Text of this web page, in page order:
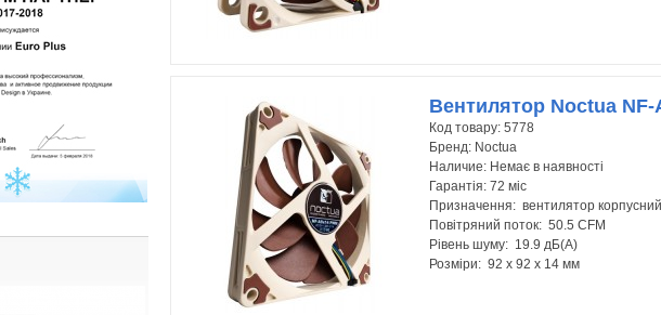
Вентилятор Noctua NF-
Код товару: 5778
Бренд: Noctua
Наличие: Немає в наявності
Гарантія: 72 міс
Призначення: вентилятор корпусний
Повітряний поток: 50.5 CFM
Рівень шуму: 19.9 дБ(А)
Розміри: 92 x 92 x 14 мм